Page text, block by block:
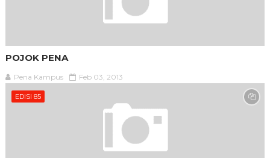
POJOK PENA
Pena Kampus Feb 03, 2013
EDISI 85